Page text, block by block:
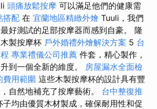
頭痛放鬆按摩 可以滿足他們的健康需
搭配 在 宜蘭地區精緻外燴 Tuuli，我們
好測試的足部按摩器而感到自豪。 隆
製按摩杯 戶外婚禮外燴解決方案 5 台
專業禮儀公司推薦 件套，精心製作，
到一個全新的維度。 房屋漏水全面檢
費用範圍 這些木製按摩杯的設計具有豐
自然地補充了按摩藝術。 台中整復推
均由優質木材製成，確保耐用性和促